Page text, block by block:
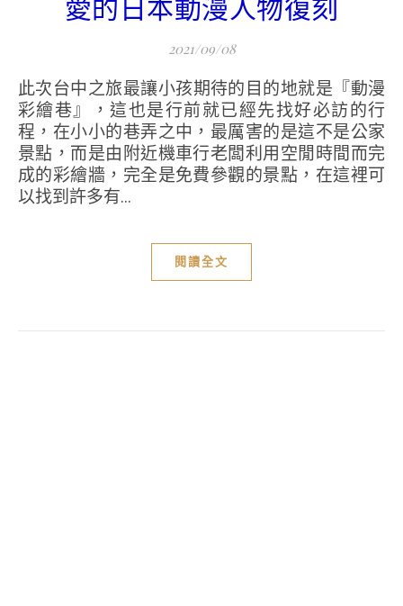
愛的日本動漫人物復刻
2021/09/08
此次台中之旅最讓小孩期待的目的地就是『動漫
彩繪巷』，這也是行前就已經先找好必訪的行
程，在小小的巷弄之中，最厲害的是這不是公家
景點，而是由附近機車行老闆利用空閒時間而完
成的彩繪牆，完全是免費參觀的景點，在這裡可
以找到許多有...
閱讀全文